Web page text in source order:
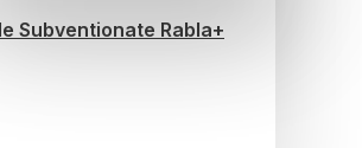
Subventionate Rabla+